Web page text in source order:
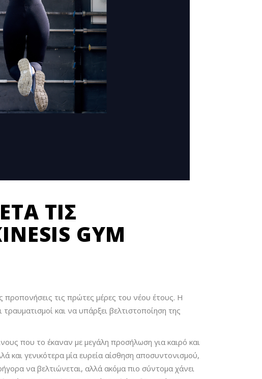
ΤΙΣ
GYM
τις πρώτες μέρες του νέου έτους. Η
και να υπάρξει βελτιστοποίηση της
που το έκαναν με μεγάλη προσήλωση για καιρό και
και γενικότερα μία ευρεία αίσθηση αποσυντονισμού,
να βελτιώνεται, αλλά ακόμα πιο σύντομα χάνει